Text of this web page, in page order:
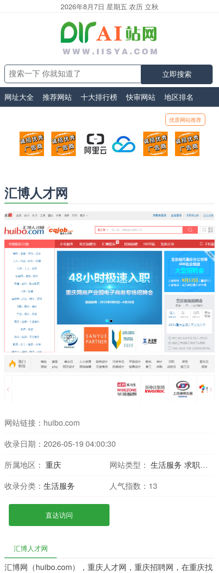
2026年8月7日 星期五 农历 立秋
立即搜索
网址大全 推荐网站 十大排行榜 快审网站 地区排名
优质网站推荐
顶部广告位1
广告位招商_广告位待售
顶部广告位2
广告位招商_广告位待售
阿里云
打折活动、99元/年
腾讯云
优惠打折，99元/年
顶部广告位5
广告位招商_
汇博人才网
网站链接： huibo.com
收录日期：2026-05-19 04:00:30
所属地区： 重庆 网站类型： 生活服务 求职招聘
收录分类： 生活服务 人气指数： 13
直达访问
汇博人才网
汇博网（huibo.com），重庆人才网，重庆招聘网，在重庆找